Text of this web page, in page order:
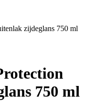
zijdeglans 750 ml
750 ml